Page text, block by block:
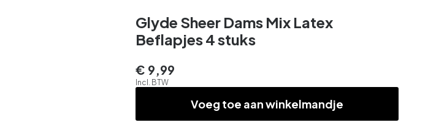
Glyde Sheer Dams Mix Latex
Beflapjes 4 stuks
€ 9,99
Incl. BTW
Voeg toe aan winkelmandje